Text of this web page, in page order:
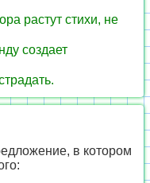
растут стихи, не
создает
в котором